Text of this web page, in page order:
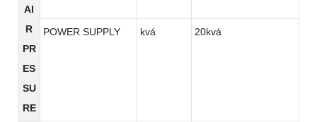
AI
R
PR
ES
SU
RE
POWER SUPPLY kvá 20kvá